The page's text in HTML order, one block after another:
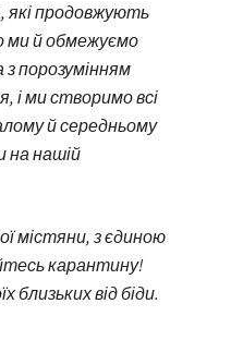
які продовжують
ми й обмежуємо
порозумінням
і ми створимо всі
й середньому
на нашій
містяни, з єдиною
карантину!
від біди.